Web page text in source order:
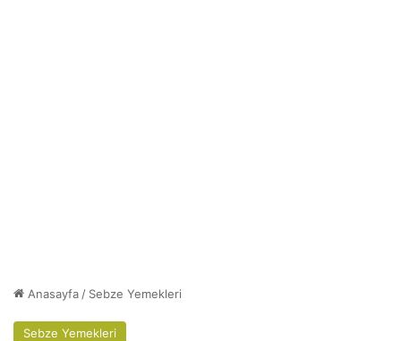
Anasayfa / Sebze Yemekleri
Sebze Yemekleri